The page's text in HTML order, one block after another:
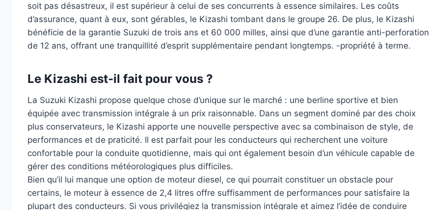
soit pas désastreux, il est supérieur à celui de ses concurrents à essence similaires. Les coûts
d’assurance, quant à eux, sont gérables, le Kizashi tombant dans le groupe 26. De plus, le Kizashi
bénéficie de la garantie Suzuki de trois ans et 60 000 milles, ainsi que d’une garantie anti-perforation
de 12 ans, offrant une tranquillité d’esprit supplémentaire pendant longtemps. -propriété à terme.
Le Kizashi est-il fait pour vous ?
La Suzuki Kizashi propose quelque chose d’unique sur le marché : une berline sportive et bien
équipée avec transmission intégrale à un prix raisonnable. Dans un segment dominé par des choix
plus conservateurs, le Kizashi apporte une nouvelle perspective avec sa combinaison de style, de
performances et de praticité. Il est parfait pour les conducteurs qui recherchent une voiture
confortable pour la conduite quotidienne, mais qui ont également besoin d’un véhicule capable de
gérer des conditions météorologiques plus difficiles.
Bien qu’il lui manque une option de moteur diesel, ce qui pourrait constituer un obstacle pour
certains, le moteur à essence de 2,4 litres offre suffisamment de performances pour satisfaire la
plupart des conducteurs. Si vous privilégiez la transmission intégrale et aimez l’idée de conduire